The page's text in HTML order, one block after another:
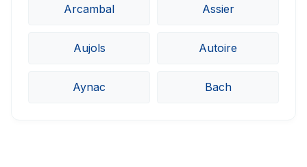
Arcambal Assier
Aujols Autoire
Aynac Bach